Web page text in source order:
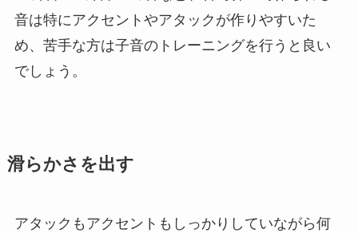
音は特にアクセントやアタックが作りやすいた
め、苦手な方は子音のトレーニングを行うと良い
でしょう。
滑らかさを出す
アタックもアクセントもしっかりしていながら何